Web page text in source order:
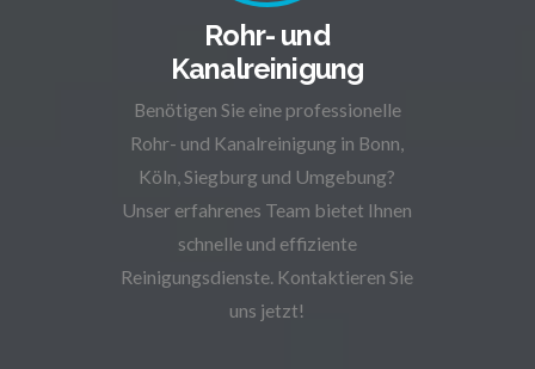
Rohr- und
Kanalreinigung
Benötigen Sie eine professionelle
Rohr- und Kanalreinigung in Bonn,
Köln, Siegburg und Umgebung?
Unser erfahrenes Team bietet Ihnen
schnelle und effiziente
Reinigungsdienste. Kontaktieren Sie
uns jetzt!